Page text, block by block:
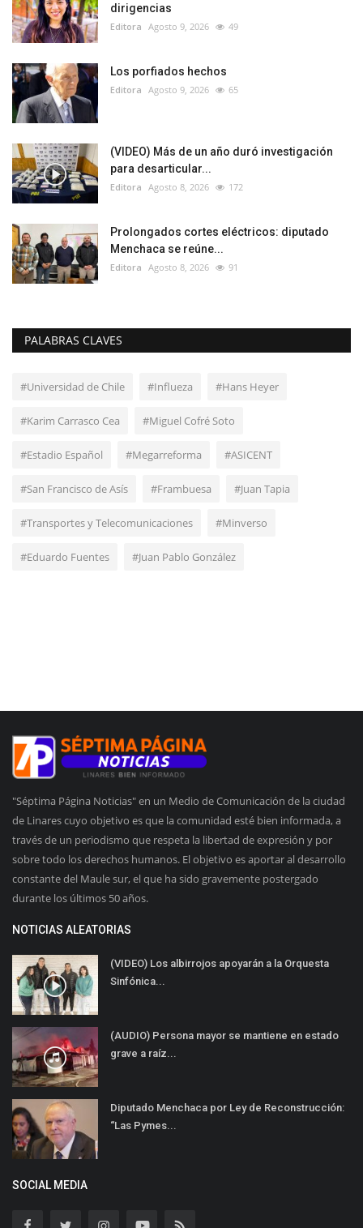
dirigencias
Editora Agosto 9, 2026 49
Los porfiados hechos
Editora Agosto 9, 2026 65
(VIDEO) Más de un año duró investigación
para desarticular...
Editora Agosto 8, 2026 172
Prolongados cortes eléctricos: diputado
Menchaca se reúne...
Editora Agosto 8, 2026 91
PALABRAS CLAVES
#Universidad de Chile #Influeza #Hans Heyer
#Karim Carrasco Cea #Miguel Cofré Soto
#Estadio Español #Megarreforma #ASICENT
#San Francisco de Asís #Frambuesa #Juan Tapia
#Transportes y Telecomunicaciones #Minverso
#Eduardo Fuentes #Juan Pablo González
"Séptima Página Noticias" en un Medio de Comunicación de la ciudad
de Linares cuyo objetivo es que la comunidad esté bien informada, a
través de un periodismo que respeta la libertad de expresión y por
sobre todo los derechos humanos. El objetivo es aportar al desarrollo
constante del Maule sur, el que ha sido gravemente postergado
durante los últimos 50 años.
NOTICIAS ALEATORIAS
(VIDEO) Los albirrojos apoyarán a la Orquesta
Sinfónica...
(AUDIO) Persona mayor se mantiene en estado
grave a raíz...
Diputado Menchaca por Ley de Reconstrucción:
“Las Pymes...
SOCIAL MEDIA